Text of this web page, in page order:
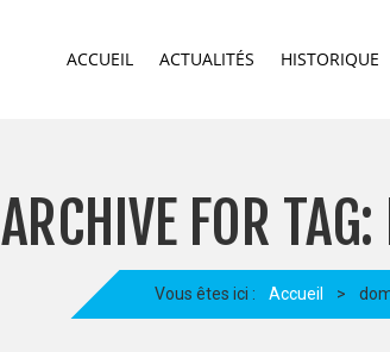
ACCUEIL ACTUALITÉS HISTORIQUE
ARCHIVE FOR
Vous êtes ici : Accueil >